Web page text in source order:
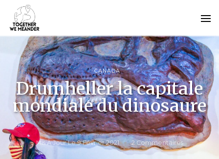
CANADA
Drumheller la capitale
mondiale du dinosaure
Mis À Jour Le9 Février 2021 2 Commentaires